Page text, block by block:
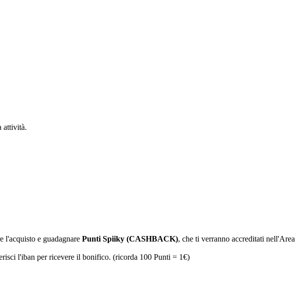
attività.
l'acquisto e guadagnare Punti Spiiky (CASHBACK), che ti verranno accreditati nell'Area
l'iban per ricevere il bonifico. (ricorda 100 Punti = 1€)